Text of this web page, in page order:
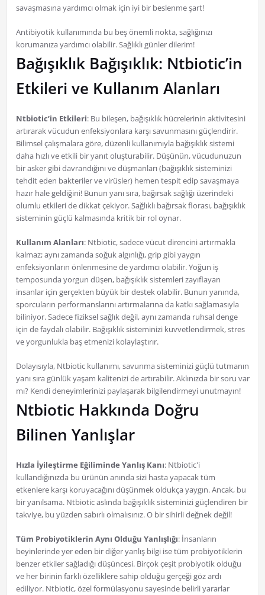
savaşmasına yardımcı olmak için iyi bir beslenme şart!
Antibiyotik kullanımında bu beş önemli nokta, sağlığınızı
korumanıza yardımcı olabilir. Sağlıklı günler dilerim!
Bağışıklık Bağışıklık: Ntbiotic’in
Etkileri ve Kullanım Alanları
Ntbiotic’in Etkileri: Bu bileşen, bağışıklık hücrelerinin aktivitesini
artırarak vücudun enfeksiyonlara karşı savunmasını güçlendirir.
Bilimsel çalışmalara göre, düzenli kullanımıyla bağışıklık sistemi
daha hızlı ve etkili bir yanıt oluşturabilir. Düşünün, vücudunuzun
bir asker gibi davrandığını ve düşmanları (bağışıklık sisteminizi
tehdit eden bakteriler ve virüsler) hemen tespit edip savaşmaya
hazır hale geldiğini! Bunun yanı sıra, bağırsak sağlığı üzerindeki
olumlu etkileri de dikkat çekiyor. Sağlıklı bağırsak florası, bağışıklık
sisteminin güçlü kalmasında kritik bir rol oynar.
Kullanım Alanları: Ntbiotic, sadece vücut direncini artırmakla
kalmaz; aynı zamanda soğuk algınlığı, grip gibi yaygın
enfeksiyonların önlenmesine de yardımcı olabilir. Yoğun iş
temposunda yorgun düşen, bağışıklık sistemleri zayıflayan
insanlar için gerçekten büyük bir destek olabilir. Bunun yanında,
sporcuların performanslarını artırmalarına da katkı sağlamasıyla
biliniyor. Sadece fiziksel sağlık değil, aynı zamanda ruhsal denge
için de faydalı olabilir. Bağışıklık sisteminizi kuvvetlendirmek, stres
ve yorgunlukla baş etmenizi kolaylaştırır.
Dolayısıyla, Ntbiotic kullanımı, savunma sisteminizi güçlü tutmanın
yanı sıra günlük yaşam kalitenizi de artırabilir. Aklınızda bir soru var
mı? Kendi deneyimlerinizi paylaşarak bilgilendirmeyi unutmayın!
Ntbiotic Hakkında Doğru
Bilinen Yanlışlar
Hızla İyileştirme Eğiliminde Yanlış Kanı: Ntbiotic'i
kullandığınızda bu ürünün anında sizi hasta yapacak tüm
etkenlere karşı koruyacağını düşünmek oldukça yaygın. Ancak, bu
bir yanılsama. Ntbiotic aslında bağışıklık sisteminizi güçlendiren bir
takviye, bu yüzden sabırlı olmalısınız. O bir sihirli değnek değil!
Tüm Probiyotiklerin Aynı Olduğu Yanlışlığı: İnsanların
beyinlerinde yer eden bir diğer yanlış bilgi ise tüm probiyotiklerin
benzer etkiler sağladığı düşüncesi. Birçok çeşit probiyotik olduğu
ve her birinin farklı özelliklere sahip olduğu gerçeği göz ardı
ediliyor. Ntbiotic, özel formülasyonu sayesinde belirli yararlar